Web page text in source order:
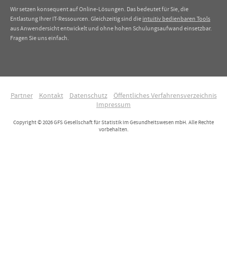
Wir setzen konsequent auf Online-Lösungen. Das bedeutet für Sie, die
Entlastung Ihrer IT-Ressourcen. Gleichzeitig sind dieintuitiv bedienbaren Tools
aus Anwendersicht entwickelt und ohne hohen Schulungsaufwand einsetzbar.
Fragen Sie uns einfach.
Partner Kontakt Datenschutz
Öffentliches Verfahrensverzeichnis
Impressum
Copyright © 2026 GFS Gesellschaft für Statistik im Gesundheitswesen mbH. Alle Rechte
vorbehalten.